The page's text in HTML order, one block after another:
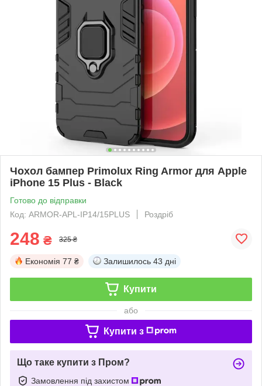
Чохол бампер Primolux Ring Armor для Apple
iPhone 15 Plus - Black
Готово до відправки
Код: ARMOR-APL-IP14/15PLUS
Роздріб
248 ₴ 325 ₴
Економія 77 ₴ Залишилось 43 дні
Купити
або
Купити з
Що таке купити з Пром?
Замовлення під захистом